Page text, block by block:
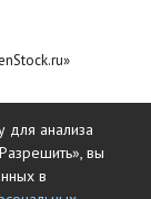
анализа
вы
в